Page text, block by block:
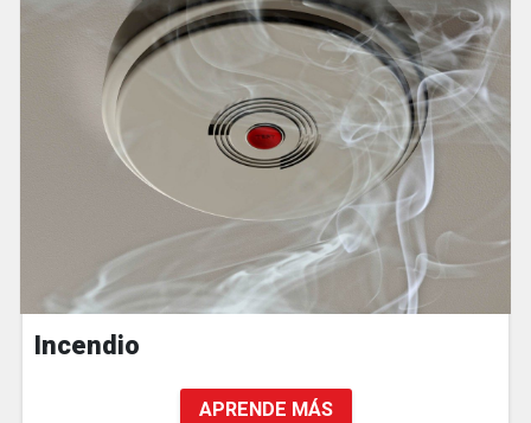
Incendio
APRENDE MÁS